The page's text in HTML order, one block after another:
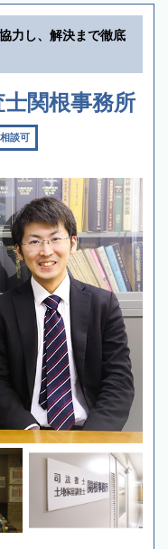
力し、解決まで徹底
関根事務所
談可